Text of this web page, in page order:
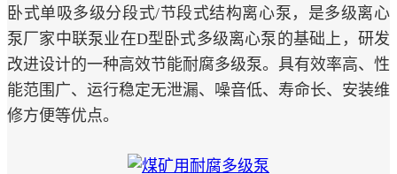
卧式单吸多级分段式/节段式结构离心泵，是多级离心
泵厂家中联泵业在D型卧式多级离心泵的基础上，研发
改进设计的一种高效节能耐腐多级泵。具有效率高、性
能范围广、运行稳定无泄漏、噪音低、寿命长、安装维
修方便等优点。